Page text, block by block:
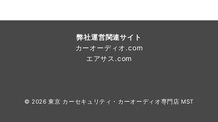
弊社運営関連サイト
カーオーディオ.com
エアサス.com
© 2026東京 カーセキュリティ・カーオーディオ専門店 MST